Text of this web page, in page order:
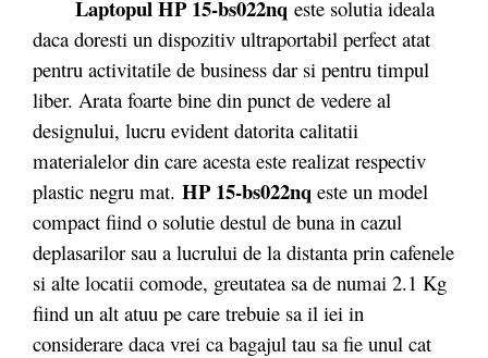
Laptopul HP 15-bs022nq este solutia ideala
daca doresti un dispozitiv ultraportabil perfect atat
pentru activitatile de business dar si pentru timpul
liber. Arata foarte bine din punct de vedere al
designului, lucru evident datorita calitatii
materialelor din care acesta este realizat respectiv
plastic negru mat. HP 15-bs022nq este un model
compact fiind o solutie destul de buna in cazul
deplasarilor sau a lucrului de la distanta prin cafenele
si alte locatii comode, greutatea sa de numai 2.1 Kg
fiind un alt atuu pe care trebuie sa il iei in
considerare daca vrei ca bagajul tau sa fie unul cat